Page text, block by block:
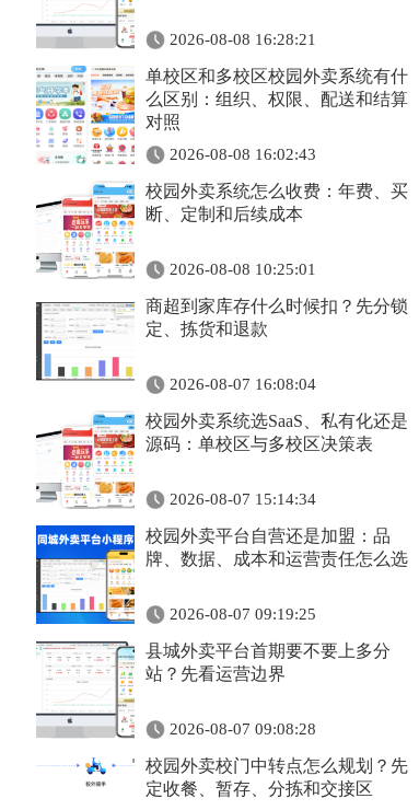
2026-08-08 16:28:21
单校区和多校区校园外卖系统有什
么区别：组织、权限、配送和结算
对照
2026-08-08 16:02:43
校园外卖系统怎么收费：年费、买
断、定制和后续成本
2026-08-08 10:25:01
商超到家库存什么时候扣？先分锁
定、拣货和退款
2026-08-07 16:08:04
校园外卖系统选SaaS、私有化还是
源码：单校区与多校区决策表
2026-08-07 15:14:34
校园外卖平台自营还是加盟：品
牌、数据、成本和运营责任怎么选
2026-08-07 09:19:25
县城外卖平台首期要不要上多分
站？先看运营边界
2026-08-07 09:08:28
校园外卖校门中转点怎么规划？先
定收餐、暂存、分拣和交接区